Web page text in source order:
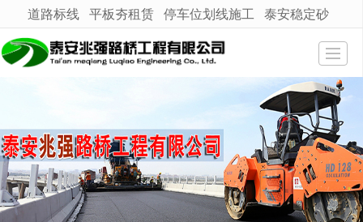
很遗憾，因您的浏览器版本过低导致无法获得最佳浏览体验，推荐下载安装谷歌浏览器！
道路标线 平板夯租赁 停车位划线施工 泰安稳定砂
新闻动态
工程案例
公司介绍